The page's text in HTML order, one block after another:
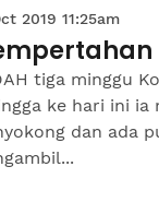
2019 11:25am
tiga minggu
ke hari ini ia
dan ada